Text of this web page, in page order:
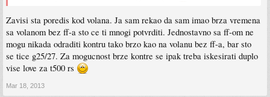
Zavisi sta poredis kod volana. Ja sam rekao da sam imao brza vremena
sa volanom bez ff-a sto ce ti mnogi potvrditi. Jednostavno sa ff-om ne
mogu nikada odraditi kontru tako brzo kao na volanu bez ff-a, bar sto
se tice g25/27. Za mogucnost brze kontre se ipak treba iskesirati duplo
vise love za t500 rs
Mar 18, 2013